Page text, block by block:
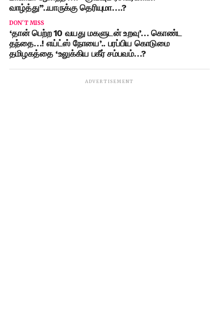
வாழ்த்து”..யாருக்கு தெரியுமா….?
DON'T MISS
‘தான் பெற்ற 10 வயது மகளுடன் உறவு’… கொண்ட
தந்தை…! எய்ட்ஸ் நோயை’.. பரப்பிய கொடுமை
தமிழகத்தை ‘உலுக்கிய பகீர் சம்பவம்…?
ADVERTISEMENT